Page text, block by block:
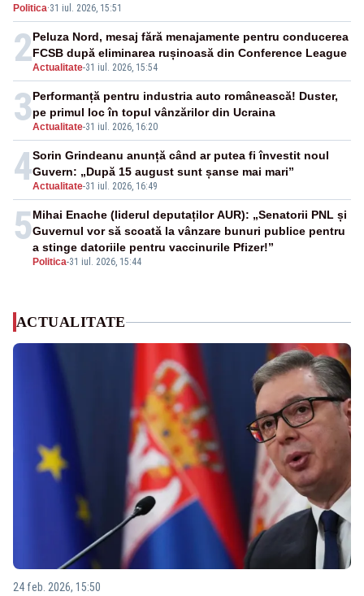
continue consolidarea stabilității economice și
financiare
Politica·31 iul. 2026, 15:51
2Actualitate-31 iul. 2026, 15:54
Peluza Nord, mesaj fără menajamente pentru conducerea
FCSB după eliminarea rușinoasă din Conference League
3Actualitate-31 iul. 2026, 16:20
Performanță pentru industria auto românească! Duster,
pe primul loc în topul vânzărilor din Ucraina
4Actualitate-31 iul. 2026, 16:49
Sorin Grindeanu anunță când ar putea fi învestit noul
Guvern: „După 15 august sunt șanse mai mari”
5
Politica-31 iul. 2026, 15:44
Mihai Enache (liderul deputaților AUR): „Senatorii PNL și
Guvernul vor să scoată la vânzare bunuri publice pentru
a stinge datoriile pentru vaccinurile Pfizer!”
ACTUALITATE
24 feb. 2026, 15:50